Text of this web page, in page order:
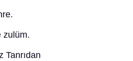
zulüm.
Tanrıdan